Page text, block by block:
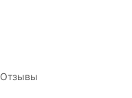
Отзывы